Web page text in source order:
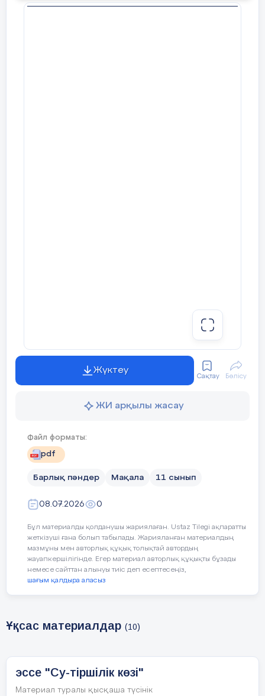
Жүктеу
Сақтау Бөлісу
ЖИ арқылы жасау
Файл форматы:
pdf
Барлық пәндер Мақала 11 сынып
08.07.2026 0
Бұл материалды қолданушы жариялаған. Ustaz Tilegi ақпаратты
жеткізуші ғана болып табылады. Жарияланған материалдың
мазмұны мен авторлық құқық толықтай автордың
жауапкершілігінде. Егер материал авторлық құқықты бұзады
немесе сайттан алынуы тиіс деп есептесеңіз,
шағым қалдыра аласыз
Ұқсас материалдар (10)
эссе "Су-тіршілік көзі"
Материал туралы қысқаша түсінік